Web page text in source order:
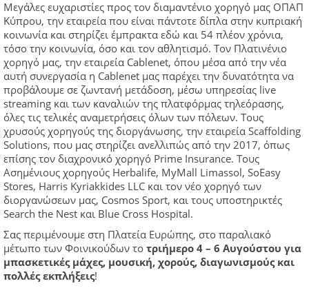
Μεγάλες ευχαριστίες προς τον διαμαντένιο χορηγό μας ΟΠΑΠ
Κύπρου, την εταιρεία που είναι πάντοτε δίπλα στην κυπριακή
κοινωνία και στηρίζει έμπρακτα εδώ και 54 πλέον χρόνια,
τόσο την κοινωνία, όσο και τον αθλητισμό. Τον Πλατινένιο
χορηγό μας, την εταιρεία Cablenet, όπου μέσα από την νέα
αυτή συνεργασία η Cablenet μας παρέχει την δυνατότητα να
προβάλουμε σε ζωντανή μετάδοση, μέσω υπηρεσίας live
streaming και των καναλιών της πλατφόρμας τηλεόρασης,
όλες τις τελικές αναμετρήσεις όλων των πόλεων. Τους
χρυσούς χορηγούς της διοργάνωσης, την εταιρεία Scaffolding
Solutions, που μας στηρίζει ανελλιπώς από την 2017, όπως
επίσης τον διαχρονικό χορηγό Prime Insurance. Τους
Ασημένιους χορηγούς Herbalife, MyMall Limassol, SoEasy
Stores, Harris Kyriakkides LLC και τον νέο χορηγό των
διοργανώσεων μας, Cosmos Sport, και τους υποστηρικτές
Search the Nest και Blue Cross Hospital.
Σας περιμένουμε στη Πλατεία Ευρώπης, στο παραλιακό
μέτωπο των Φοινικούδων το τριήμερο 4 – 6 Αυγούστου για
μπασκετικές μάχες, μουσική, χορούς, διαγωνισμούς και
πολλές εκπλήξεις!